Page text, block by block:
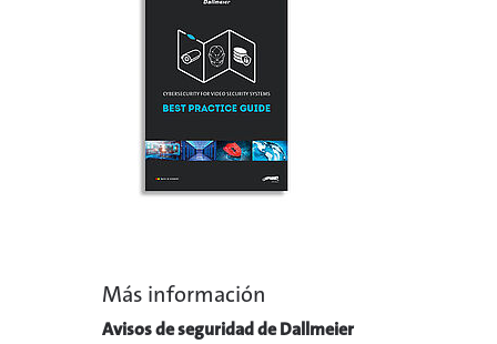
Más información
Avisos de seguridad de Dallmeier